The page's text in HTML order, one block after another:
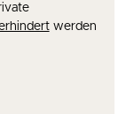
werden